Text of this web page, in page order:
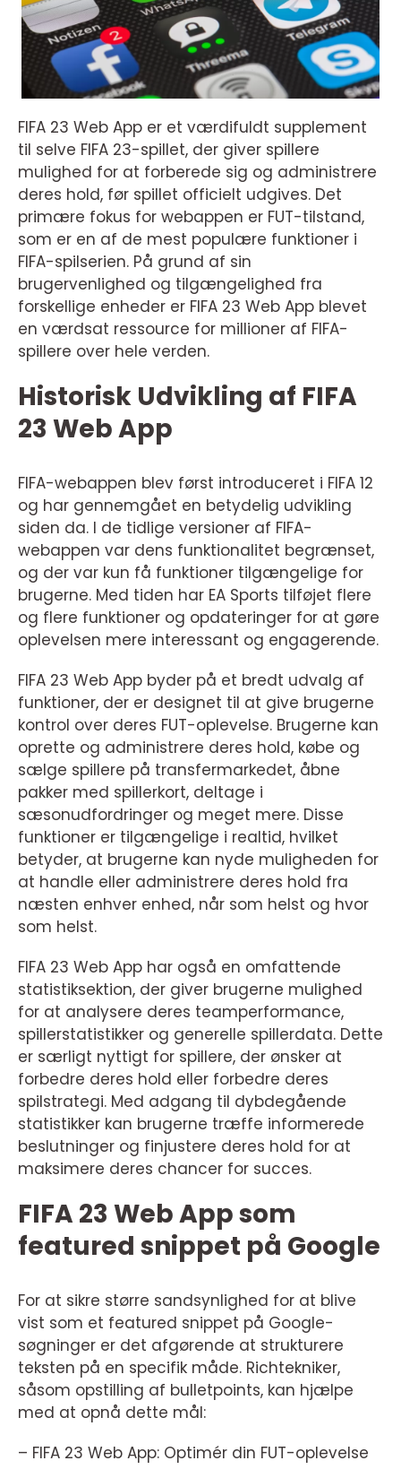
FIFA 23 Web App er et værdifuldt supplement
til selve FIFA 23-spillet, der giver spillere
mulighed for at forberede sig og administrere
deres hold, før spillet officielt udgives. Det
primære fokus for webappen er FUT-tilstand,
som er en af de mest populære funktioner i
FIFA-spilserien. På grund af sin
brugervenlighed og tilgængelighed fra
forskellige enheder er FIFA 23 Web App blevet
en værdsat ressource for millioner af FIFA-
spillere over hele verden.
Historisk Udvikling af FIFA
23 Web App
FIFA-webappen blev først introduceret i FIFA 12
og har gennemgået en betydelig udvikling
siden da. I de tidlige versioner af FIFA-
webappen var dens funktionalitet begrænset,
og der var kun få funktioner tilgængelige for
brugerne. Med tiden har EA Sports tilføjet flere
og flere funktioner og opdateringer for at gøre
oplevelsen mere interessant og engagerende.
FIFA 23 Web App byder på et bredt udvalg af
funktioner, der er designet til at give brugerne
kontrol over deres FUT-oplevelse. Brugerne kan
oprette og administrere deres hold, købe og
sælge spillere på transfermarkedet, åbne
pakker med spillerkort, deltage i
sæsonudfordringer og meget mere. Disse
funktioner er tilgængelige i realtid, hvilket
betyder, at brugerne kan nyde muligheden for
at handle eller administrere deres hold fra
næsten enhver enhed, når som helst og hvor
som helst.
FIFA 23 Web App har også en omfattende
statistiksektion, der giver brugerne mulighed
for at analysere deres teamperformance,
spillerstatistikker og generelle spillerdata. Dette
er særligt nyttigt for spillere, der ønsker at
forbedre deres hold eller forbedre deres
spilstrategi. Med adgang til dybdegående
statistikker kan brugerne træffe informerede
beslutninger og finjustere deres hold for at
maksimere deres chancer for succes.
FIFA 23 Web App som
featured snippet på Google
For at sikre større sandsynlighed for at blive
vist som et featured snippet på Google-
søgninger er det afgørende at strukturere
teksten på en specifik måde. Richtekniker,
såsom opstilling af bulletpoints, kan hjælpe
med at opnå dette mål:
– FIFA 23 Web App: Optimér din FUT-oplevelse